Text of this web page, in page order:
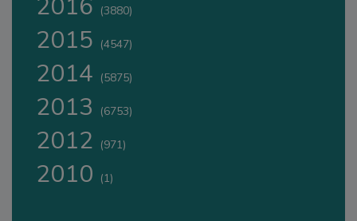
2016 (3880)
2015 (4547)
2014 (5875)
2013 (6753)
2012 (971)
2010 (1)